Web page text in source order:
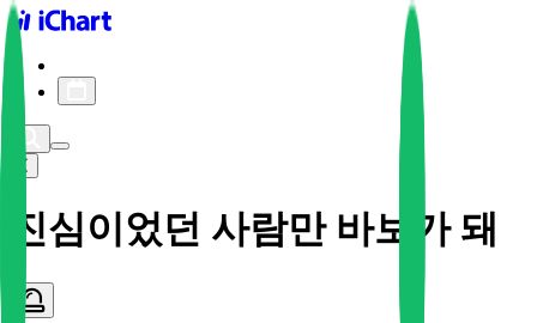
iChart logo
진심이었던 사람만 바보가 돼